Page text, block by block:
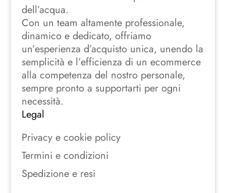
dell’acqua.
Con un team altamente professionale,
dinamico e dedicato, offriamo
un’esperienza d’acquisto unica, unendo la
semplicità e l’efficienza di un ecommerce
alla competenza del nostro personale,
sempre pronto a supportarti per ogni
necessità.
Legal
Privacy e cookie policy
Termini e condizioni
Spedizione e resi